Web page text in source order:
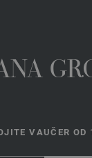
VAUČER OD